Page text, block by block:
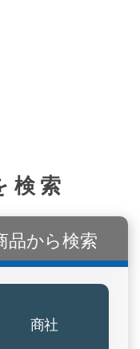
検索
商社
品から検索